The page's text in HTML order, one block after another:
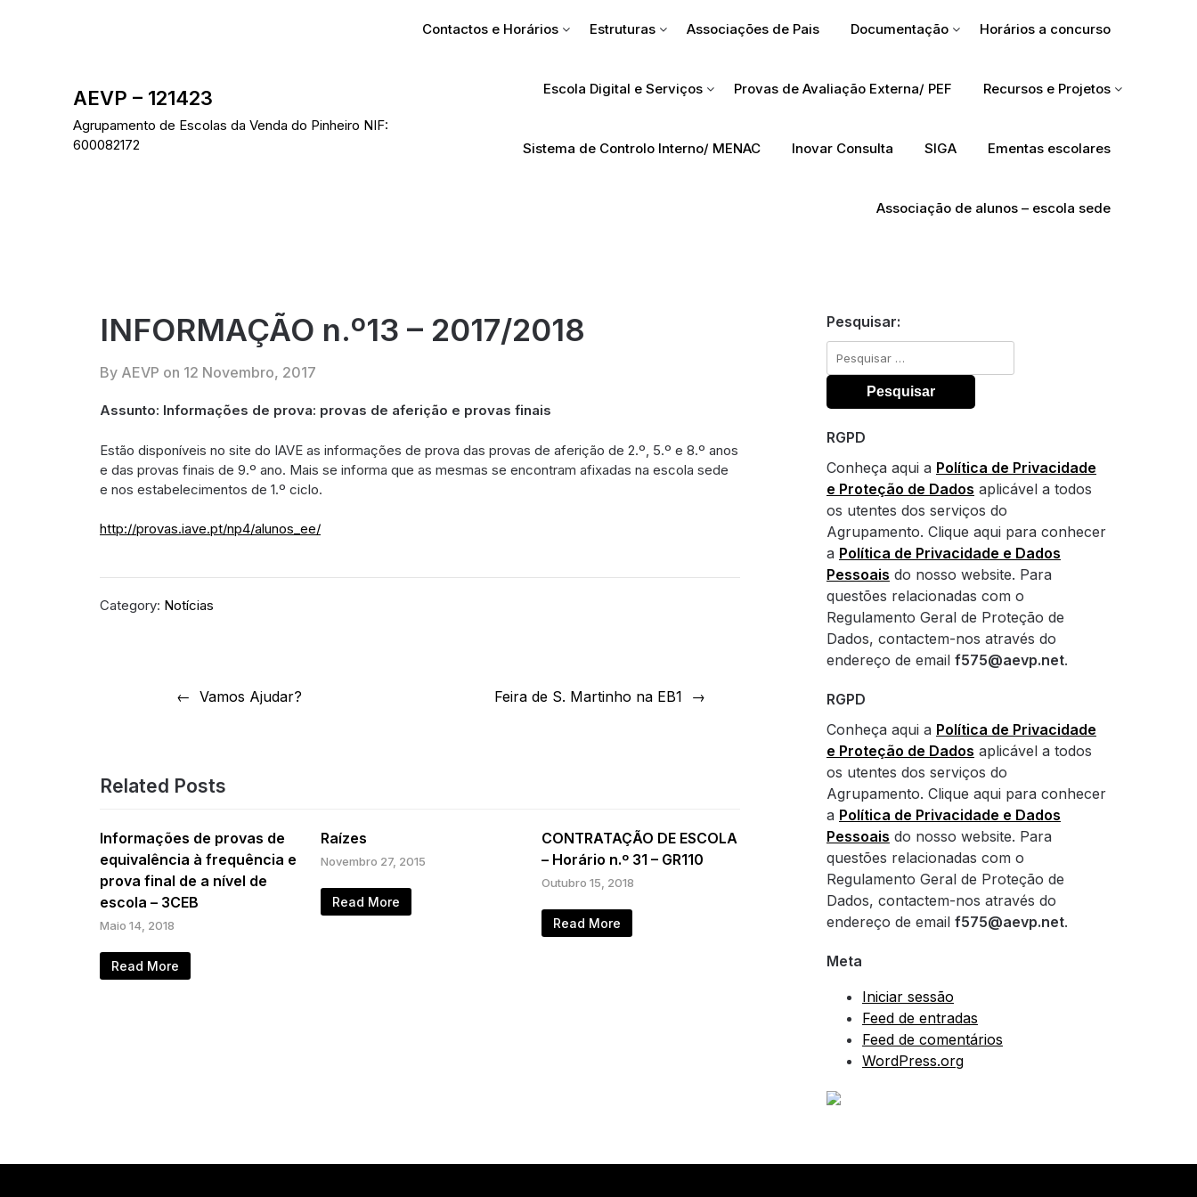
AEVP – 121423
Agrupamento de Escolas da Venda do Pinheiro NIF:
600082172
Contactos e Horários Estruturas Associações de Pais Documentação Horários a concurso
Escola Digital e Serviços Provas de Avaliação Externa/ PEF Recursos e Projetos
Sistema de Controlo Interno/ MENAC Inovar Consulta SIGA Ementas escolares
Associação de alunos – escola sede
INFORMAÇÃO n.º13 – 2017/2018
By AEVP on 12 Novembro, 2017
Assunto: Informações de prova: provas de aferição e provas finais
Estão disponíveis no site do IAVE as informações de prova das provas de aferição de 2.º, 5.º e 8.º anos
e das provas finais de 9.º ano. Mais se informa que as mesmas se encontram afixadas na escola sede
e nos estabelecimentos de 1.º ciclo.
http://provas.iave.pt/np4/alunos_ee/
Category: Notícias
Vamos Ajudar? Feira de S. Martinho na EB1
Related Posts
Informações de provas de
equivalência à frequência e
prova final de a nível de
escola – 3CEB
Maio 14, 2018
Read More
Raízes
Novembro 27, 2015
Read More
CONTRATAÇÃO DE ESCOLA
– Horário n.º 31 – GR110
Outubro 15, 2018
Read More
Pesquisar:
Pesquisar
por:
RGPD
Conheça aqui a Política de Privacidade
e Proteção de Dados aplicável a todos
os utentes dos serviços do
Agrupamento. Clique aqui para conhecer
a Política de Privacidade e Dados
Pessoais do nosso website. Para
questões relacionadas com o
Regulamento Geral de Proteção de
Dados, contactem-nos através do
endereço de email f575@aevp.net.
RGPD
Conheça aqui a Política de Privacidade
e Proteção de Dados aplicável a todos
os utentes dos serviços do
Agrupamento. Clique aqui para conhecer
a Política de Privacidade e Dados
Pessoais do nosso website. Para
questões relacionadas com o
Regulamento Geral de Proteção de
Dados, contactem-nos através do
endereço de email f575@aevp.net.
Meta
Iniciar sessão
Feed de entradas
Feed de comentários
WordPress.org